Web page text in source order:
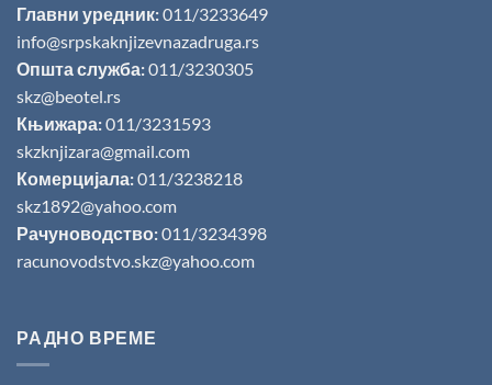
Главни уредник:011/3233649
info@srpskaknjizevnazadruga.rs
Општа служба:011/3230305
skz@beotel.rs
Књижара:011/3231593
skzknjizara@gmail.com
Комерцијала:011/3238218
skz1892@yahoo.com
Рачуноводство:011/3234398
racunovodstvo.skz@yahoo.com
РАДНО ВРЕМЕ